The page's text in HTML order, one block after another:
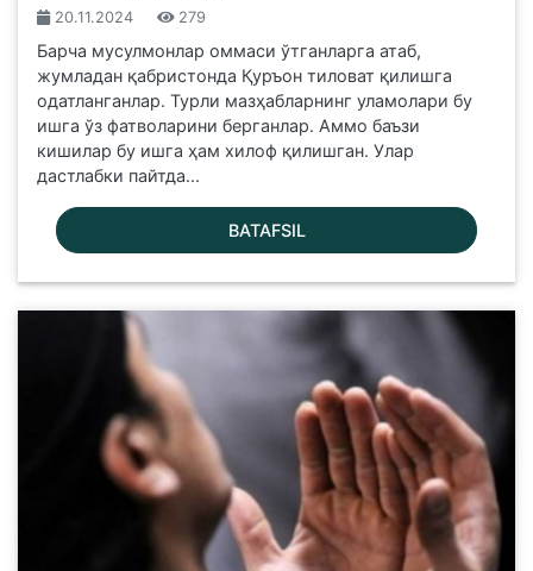
20.11.2024 279
Барча мусулмонлар оммаси ўтганларга атаб,
жумладан қабристонда Қуръон тиловат қилишга
одатланганлар. Турли мазҳабларнинг уламолари бу
ишга ўз фатволарини берганлар. Аммо баъзи
кишилар бу ишга ҳам хилоф қилишган. Улар
дастлабки пайтда...
BATAFSIL